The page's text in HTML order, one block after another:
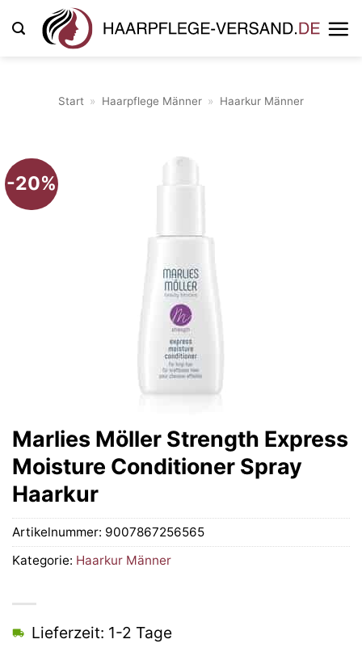
Inhalt
Start » Haarpflege Männer » Haarkur Männer
-20%
Marlies Möller Strength Express
Moisture Conditioner Spray
Haarkur
Lieferzeit: 1-2 Tage
Artikelnummer: 9007867256565
Kategorie: Haarkur Männer